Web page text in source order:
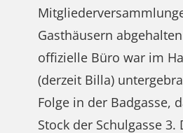
Gasthäusern
offizielle Büro war im
(derzeit Billa)
Folge in der Badgasse,
Stock der Schulgasse 3.